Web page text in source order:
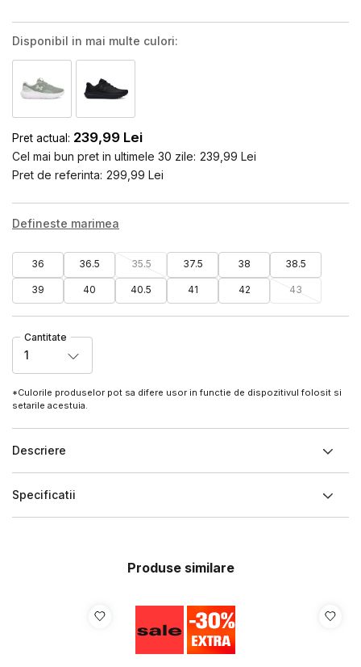
Disponibil in mai multe culori:
Pret actual: 239,99 Lei
Cel mai bun pret in ultimele 30 zile: 239,99 Lei
Pret de referinta: 299,99 Lei
Defineste marimea
36 36.5 35.5 37.5 38 38.5
39 40 40.5 41 42 43
Cantitate
1
*Culorile produselor pot sa difere usor in functie de dispozitivul folosit si
setarile acestuia.
Descriere
Specificatii
Produse similare